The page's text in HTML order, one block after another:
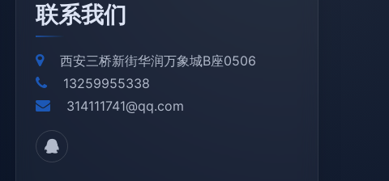
联系我们
西安三桥新街华润万象城B座0506
13259955338
314111741@qq.com